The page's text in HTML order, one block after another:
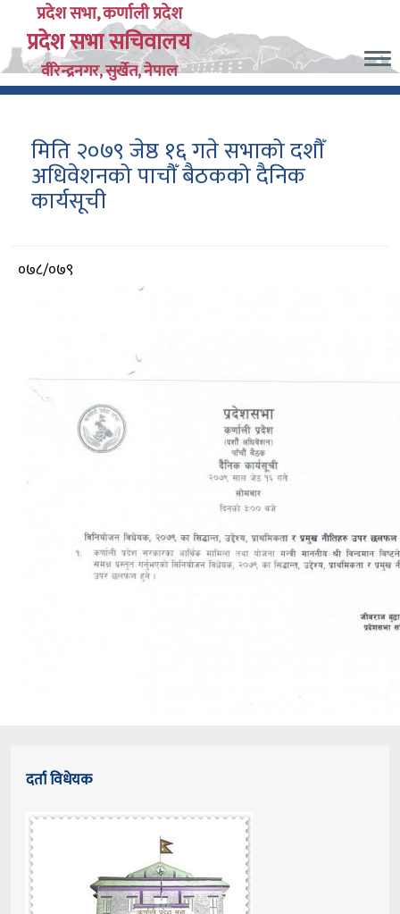
main
content
प्रदेश सभा, कर्णाली प्रदेश
प्रदेश सभा सचिवालय
वीरेन्द्रनगर, सुर्खेत, नेपाल
मिति २०७९ जेष्ठ १६ गते सभाको दशौँ
अधिवेशनको पाचौँ बैठकको दैनिक
कार्यसूची
आर्थिक
०७८/०७९
दर्ता विधेयक